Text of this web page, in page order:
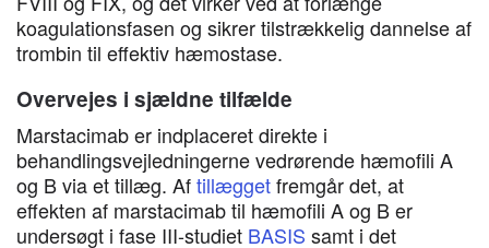
koagulationsfasen og sikrer tilstrækkelig dannelse af
trombin til effektiv hæmostase.
Overvejes i sjældne tilfælde
Marstacimab er indplaceret direkte i
behandlingsvejledningerne vedrørende hæmofili A
og B via et tillæg. Aftillæggetfremgår det, at
effekten af marstacimab til hæmofili A og B er
undersøgt i fase III-studiet BASIS samt i det